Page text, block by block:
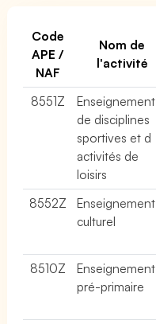
Code
APE /
NAF
Nom de
l'activité
8551Z
Enseignement
de disciplines
sportives et d
activités de
loisirs
8552Z
Enseignement
culturel
8510Z
Enseignement
pré-primaire